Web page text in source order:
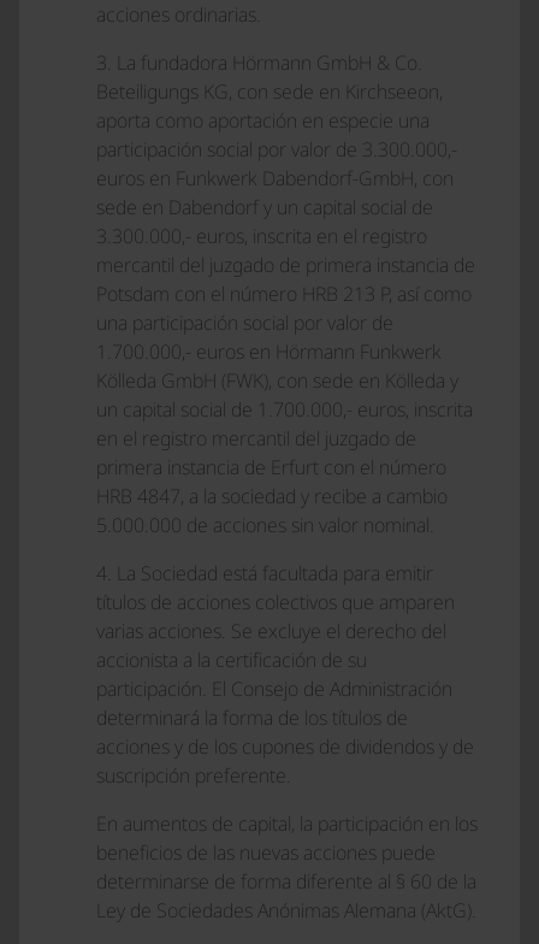
acciones ordinarias.
3. La fundadora Hörmann GmbH & Co.
Beteiligungs KG, con sede en Kirchseeon,
aporta como aportación en especie una
participación social por valor de 3.300.000,-
euros en Funkwerk Dabendorf-GmbH, con
sede en Dabendorf y un capital social de
3.300.000,- euros, inscrita en el registro
mercantil del juzgado de primera instancia de
Potsdam con el número HRB 213 P, así como
una participación social por valor de
1.700.000,- euros en Hörmann Funkwerk
Kölleda GmbH (FWK), con sede en Kölleda y
un capital social de 1.700.000,- euros, inscrita
en el registro mercantil del juzgado de
primera instancia de Erfurt con el número
HRB 4847, a la sociedad y recibe a cambio
5.000.000 de acciones sin valor nominal.
4. La Sociedad está facultada para emitir
títulos de acciones colectivos que amparen
varias acciones. Se excluye el derecho del
accionista a la certificación de su
participación. El Consejo de Administración
determinará la forma de los títulos de
acciones y de los cupones de dividendos y de
suscripción preferente.
En aumentos de capital, la participación en los
beneficios de las nuevas acciones puede
determinarse de forma diferente al § 60 de la
Ley de Sociedades Anónimas Alemana (AktG).